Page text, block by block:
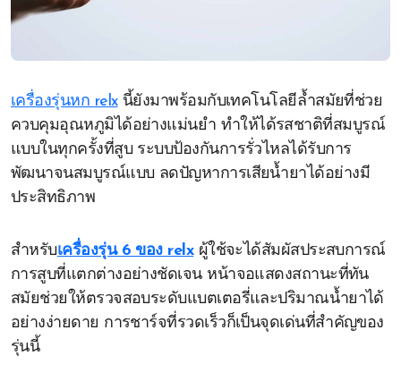
เครื่องรุ่นหก relxนี้ยังมาพร้อมกับเทคโนโลยีล้ำสมัยที่ช่วย
ควบคุมอุณหภูมิได้อย่างแม่นยำ ทำให้ได้รสชาติที่สมบูรณ์
แบบในทุกครั้งที่สูบ ระบบป้องกันการรั่วไหลได้รับการ
พัฒนาจนสมบูรณ์แบบ ลดปัญหาการเสียน้ำยาได้อย่างมี
ประสิทธิภาพ
สำหรับเครื่องรุ่น 6 ของ relxผู้ใช้จะได้สัมผัสประสบการณ์
การสูบที่แตกต่างอย่างชัดเจน หน้าจอแสดงสถานะที่ทัน
สมัยช่วยให้ตรวจสอบระดับแบตเตอรี่และปริมาณน้ำยาได้
อย่างง่ายดาย การชาร์จที่รวดเร็วก็เป็นจุดเด่นที่สำคัญของ
รุ่นนี้